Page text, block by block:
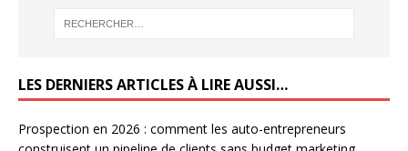
LES DERNIERS ARTICLES À LIRE AUSSI…
Prospection en 2026 : comment les auto-entrepreneurs